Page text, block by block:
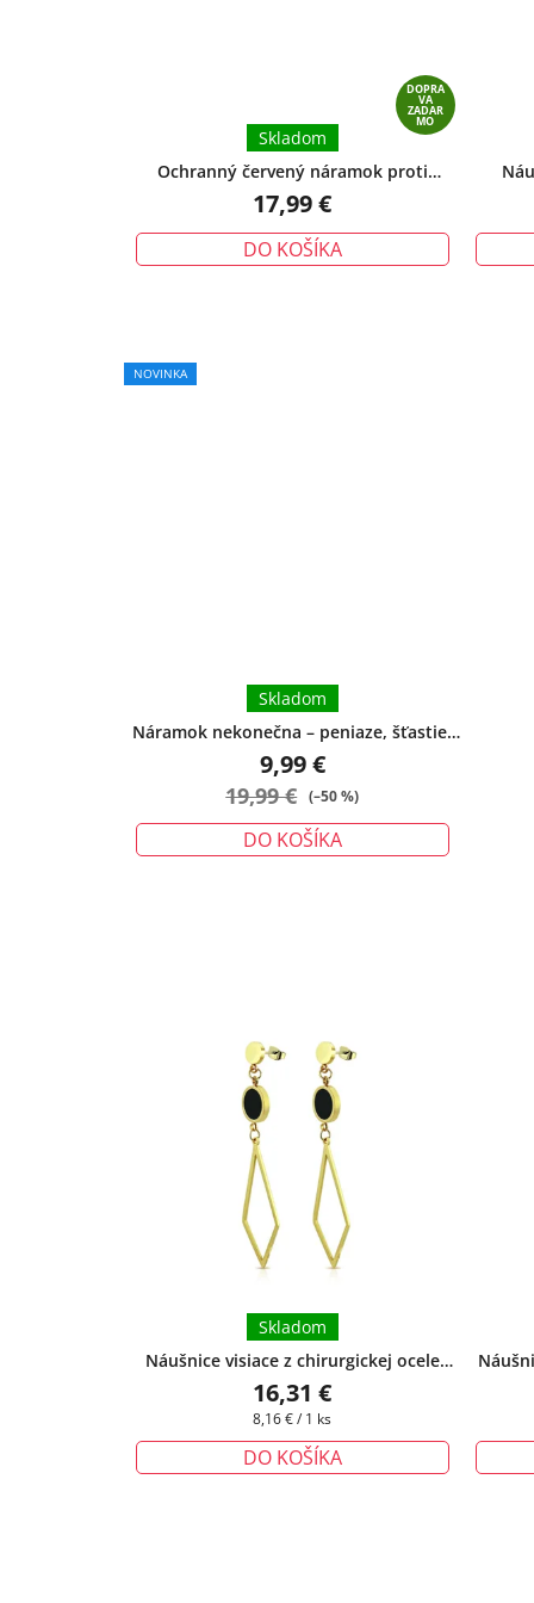
DOPRA
VA
ZADAR
MO
Ochranný červený náramok proti
urieknutiu – tradičný talizman ochrany
Skladom
17,99 €
DO KOŠÍKA
NOVINKA
Náramok nekonečna – peniaze, šťastie,
ochrana - malý
Skladom
9,99 €
19,99 € (–50 %)
DO KOŠÍKA
Náušnice visiace z chirurgickej ocele
Francis
Skladom
16,31 €
Jednotková
8,16 € / 1 ks
DO KOŠÍKA
zlatej